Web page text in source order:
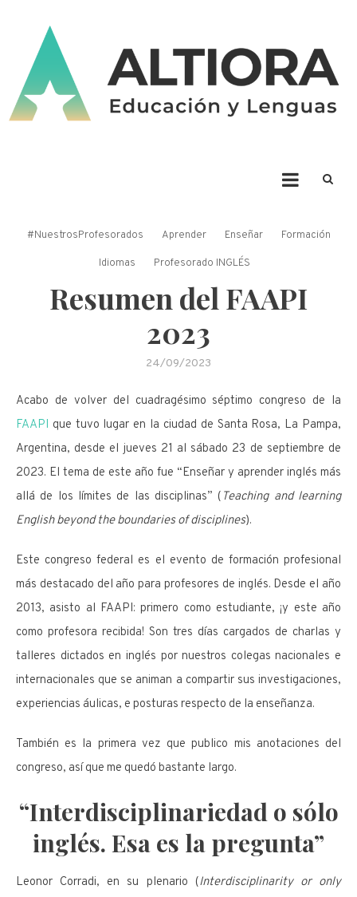
ALTIORA – Educación y
#NuestrosProfesorados Aprender Enseñar Formación
Idiomas Profesorado INGLÉS
Resumen del FAAPI
2023
24/09/2023
Acabo de volver del cuadragésimo séptimo congreso de la
FAAPI que tuvo lugar en la ciudad de Santa Rosa, La Pampa,
Argentina, desde el jueves 21 al sábado 23 de septiembre de
2023. El tema de este año fue “Enseñar y aprender inglés más
allá de los límites de las disciplinas” ( Teaching and learning
English beyond the boundaries of disciplines).
Este congreso federal es el evento de formación profesional
más destacado del año para profesores de inglés. Desde el año
2013, asisto al FAAPI: primero como estudiante, ¡y este año
como profesora recibida! Son tres días cargados de charlas y
talleres dictados en inglés por nuestros colegas nacionales e
internacionales que se animan a compartir sus investigaciones,
experiencias áulicas, e posturas respecto de la enseñanza.
También es la primera vez que publico mis anotaciones del
congreso, así que me quedó bastante largo.
“Interdisciplinariedad o sólo
inglés. Esa es la pregunta”
Leonor Corradi, en su plenario (Interdisciplinarity or only